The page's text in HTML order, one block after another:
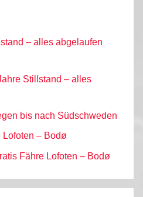
– alles abgelaufen
Stillstand – alles
bis nach Südschweden
Lofoten – Bodø
Fähre Lofoten – Bodø